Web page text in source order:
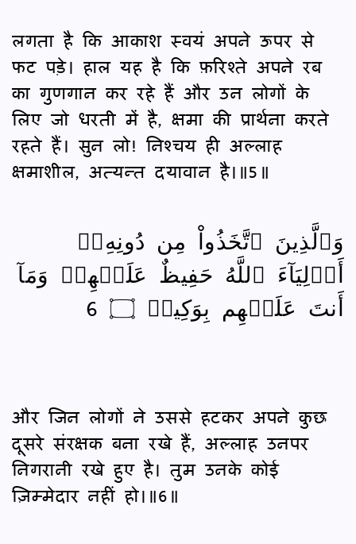
लगता है कि आकाश स्वयं अपने ऊपर से
फट पड़े। हाल यह है कि फ़रिश्ते अपने रब
का गुणगान कर रहे हैं और उन लोगों के
लिए जो धरती में है, क्षमा की प्रार्थना करते
रहते हैं। सुन लो! निश्‍चय ही अल्लाह
क्षमाशील, अत्यन्त दयावान है।॥5॥
وَٱلَّذِينَ ٱتَّخَذُواْ مِن دُونِهِۦٓ
أَوۡلِيَآءَ ٱللَّهُ حَفِيظٌ عَلَيۡهِمۡ وَمَآ
أَنتَ عَلَيۡهِم بِوَكِيلٖ ۝ 6
और जिन लोगों ने उससे हटकर अपने कुछ
दूसरे संरक्षक बना रखे हैं, अल्लाह उनपर
निगरानी रखे हुए है। तुम उनके कोई
ज़िम्मेदार नहीं हो।॥6॥